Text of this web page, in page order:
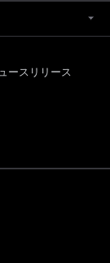
ースリリース